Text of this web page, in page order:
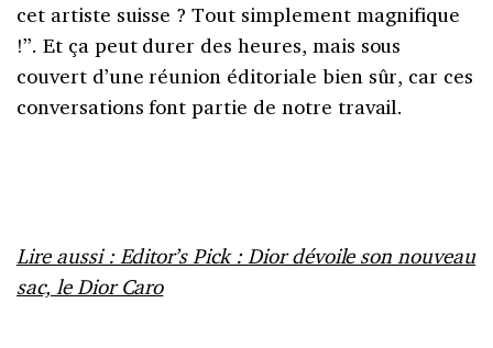
cet artiste suisse ? Tout simplement magnifique
!”. Et ça peut durer des heures, mais sous
couvert d’une réunion éditoriale bien sûr, car ces
conversations font partie de notre travail.
Lire aussi : Editor’s Pick : Dior dévoile son nouveau
sac, le Dior Caro